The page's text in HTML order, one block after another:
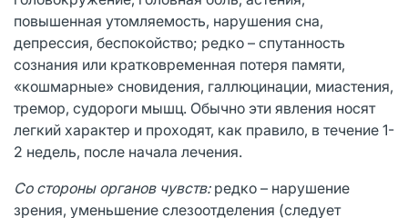
повышенная утомляемость, нарушения сна,
депрессия, беспокойство; редко – спутанность
сознания или кратковременная потеря памяти,
«кошмарные» сновидения, галлюцинации, миастения,
тремор, судороги мышц. Обычно эти явления носят
легкий характер и проходят, как правило, в течение 1-
2 недель, после начала лечения.
Со стороны органов чувств:редко – нарушение
зрения, уменьшение слезоотде­ления (следует